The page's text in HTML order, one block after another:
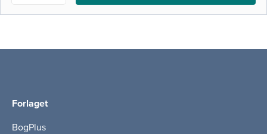
Forlaget
BogPlus